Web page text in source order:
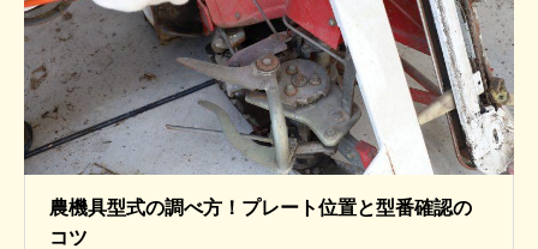
農機具型式の調べ方！プレート位置と型番確認の
コツ